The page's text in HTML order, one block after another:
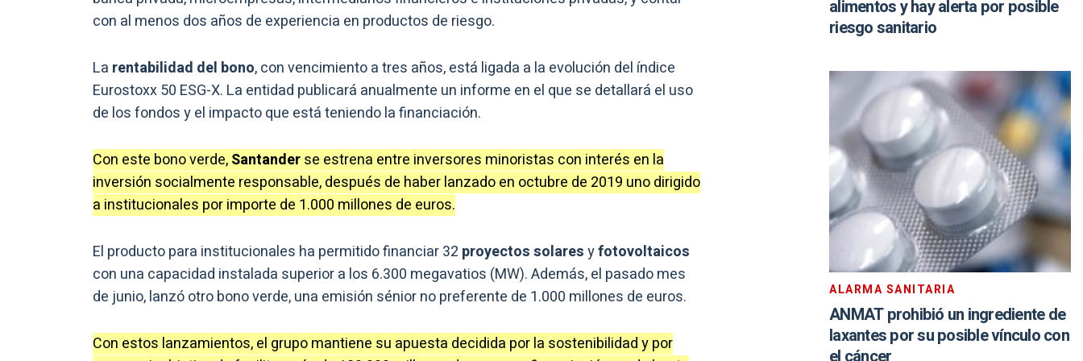
con al menos dos años de experiencia en productos de riesgo.
La rentabilidad del bono, con vencimiento a tres años, está ligada a la evolución del índice
Eurostoxx 50 ESG-X. La entidad publicará anualmente un informe en el que se detallará el uso
de los fondos y el impacto que está teniendo la financiación.
Con este bono verde,Santanderse estrena entre inversores minoristas con interés en la
inversión socialmente responsable, después de haber lanzado en octubre de 2019 uno dirigido
a institucionales por importe de 1.000 millones de euros.
El producto para institucionales ha permitido financiar 32 proyectos solaresyfotovoltaicos
con una capacidad instalada superior a los 6.300 megavatios (MW). Además, el pasado mes
de junio, lanzó otro bono verde, una emisión sénior no preferente de 1.000 millones de euros.
Con estos lanzamientos, el grupo mantiene su apuesta decidida por la sostenibilidad y por
alimentos y hay alerta por posible
riesgo sanitario
ALARMA SANITARIA
ANMAT prohibió un ingrediente de
laxantes por su posible vínculo con